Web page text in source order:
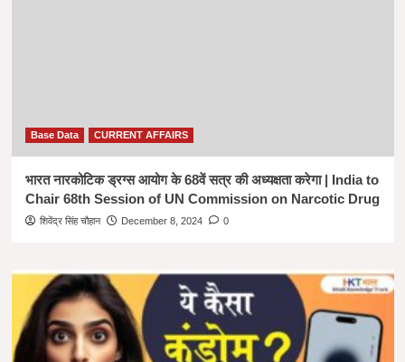
Base Data CURRENT AFFAIRS
भारत नारकोटिक ड्रग्स आयोग के 68वें सत्र की अध्यक्षता करेगा | India to
Chair 68th Session of UN Commission on Narcotic Drug
शिवेंद्र सिंह चौहान December 8, 2024 0